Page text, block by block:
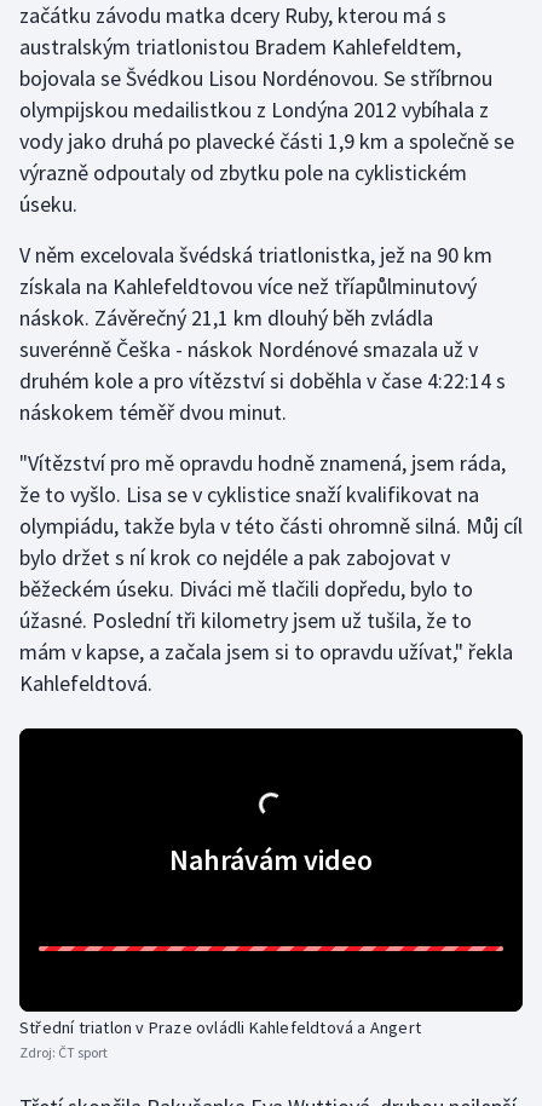
Golf
Gymnastika
Házená
Jezdectví
Judo
Krasobruslení
Lezení
Lyže a snowboard
Moderní pětiboj
Motorsport
Olympijské hry
Parasport
Rychlostní kanoistika
Short track
Sportovní střelba
začátku závodu matka dcery Ruby, kterou má s
australským triatlonistou Bradem Kahlefeldtem,
bojovala se Švédkou Lisou Nordénovou. Se stříbrnou
olympijskou medailistkou z Londýna 2012 vybíhala z
vody jako druhá po plavecké části 1,9 km a společně se
výrazně odpoutaly od zbytku pole na cyklistickém
úseku.
V něm excelovala švédská triatlonistka, jež na 90 km
získala na Kahlefeldtovou více než tříapůlminutový
náskok. Závěrečný 21,1 km dlouhý běh zvládla
suverénně Češka - náskok Nordénové smazala už v
druhém kole a pro vítězství si doběhla v čase 4:22:14 s
náskokem téměř dvou minut.
"Vítězství pro mě opravdu hodně znamená, jsem ráda,
že to vyšlo. Lisa se v cyklistice snaží kvalifikovat na
olympiádu, takže byla v této části ohromně silná. Můj cíl
bylo držet s ní krok co nejdéle a pak zabojovat v
běžeckém úseku. Diváci mě tlačili dopředu, bylo to
úžasné. Poslední tři kilometry jsem už tušila, že to
mám v kapse, a začala jsem si to opravdu užívat," řekla
Kahlefeldtová.
Nahrávám video
Střední triatlon v Praze ovládli Kahlefeldtová a Angert
Zdroj: ČT sport